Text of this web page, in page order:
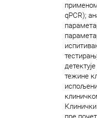
qPCR);
тежине